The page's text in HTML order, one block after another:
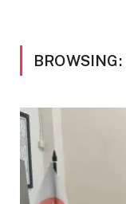
BROWSING: